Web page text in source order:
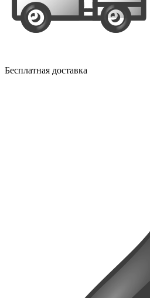
Бесплатная доставка